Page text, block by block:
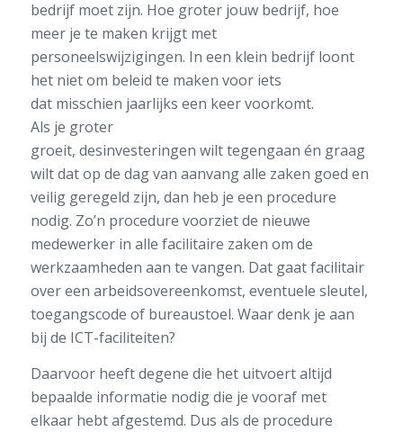
bedrijf moet zijn. Hoe groter jouw bedrijf, hoe
meer je te maken krijgt met
personeelswijzigingen. In een klein bedrijf loont
het niet om beleid te maken voor iets
dat misschien jaarlijks een keer voorkomt.
Als je groter
groeit, desinvesteringen wilttegengaan én graag
wilt datop de dag van aanvangalle zaken goed en
veilig geregeld zijn, dan heb je een procedure
nodig. Zo’n procedure voorzietde nieuwe
medewerker in alle facilitaire zaken om de
werkzaamheden aan te vangen. Dat gaat facilitair
overeen arbeidsovereenkomst, eventuele sleutel,
toegangscode of bureaustoel. Waardenk je aan
bij de ICT-faciliteiten?
Daarvoor heeftdegene die het uitvoertaltijd
bepaalde informatie nodig die je vooraf met
elkaar hebt afgestemd. Dus als de procedure